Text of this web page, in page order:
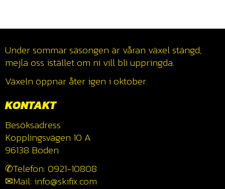
Under sommar säsongen är våran växel stängd,
mejla oss istället om ni vill bli uppringda.
Växeln öppnar åter igen i oktober.
KONTAKT
Besöksadress
Kopplingsvägen 10 A
96138 Boden
✆Telefon: 0921-10808
✉Mail: info@skifix.com